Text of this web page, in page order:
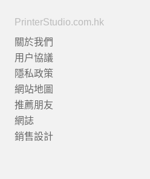
PrinterStudio.com.hk
關於我們
用户協議
隱私政策
網站地圖
推薦朋友
網誌
銷售設計